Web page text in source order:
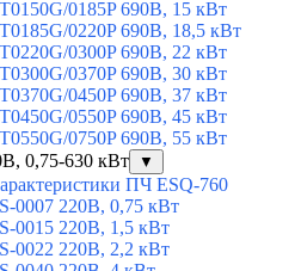
0185P 690В, 15 кВт
0220P 690В, 18,5 кВт
0300P 690В, 22 кВт
0370P 690В, 30 кВт
0450P 690В, 37 кВт
0550P 690В, 45 кВт
0750P 690В, 55 кВт
0,75-630 кВт
▼
ПЧ ESQ-760
0007 220В, 0,75 кВт
0015 220В, 1,5 кВт
0022 220В, 2,2 кВт